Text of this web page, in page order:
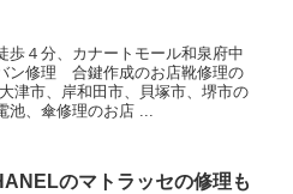
歩４分、カナートモール和泉府中
ン修理 合鍵作成のお店靴修理の
津市、岸和田市、貝塚市、堺市の
池、傘修理のお店 ...
のマトラッセの修理も